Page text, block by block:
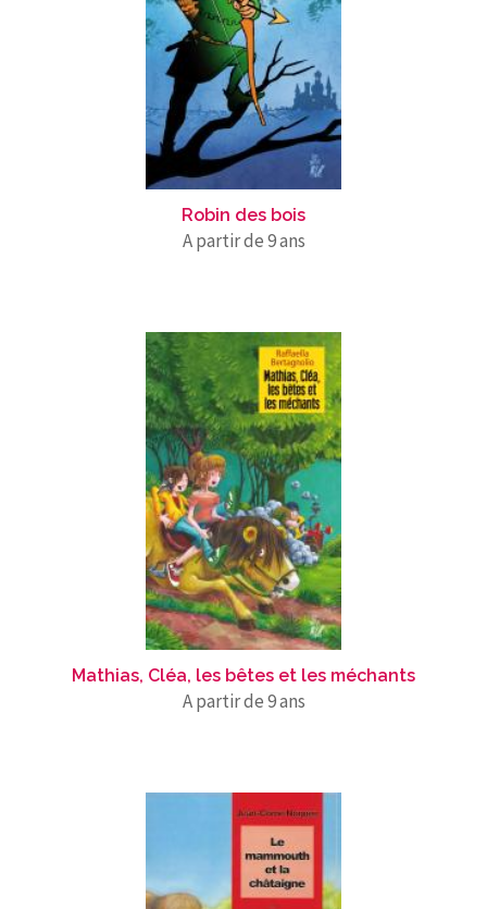
Robin des bois
A partir de 9 ans
Mathias, Cléa, les bêtes et les méchants
A partir de 9 ans